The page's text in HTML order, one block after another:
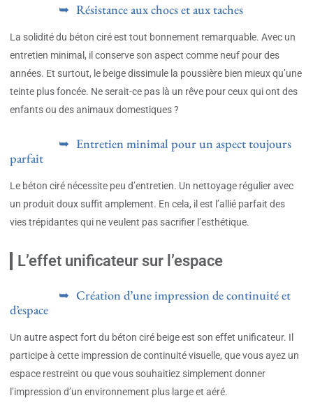
Résistance aux chocs et aux taches
La solidité du béton ciré est tout bonnement remarquable. Avec un
entretien minimal, il conserve son aspect comme neuf pour des
années. Et surtout, le beige dissimule la poussière bien mieux qu’une
teinte plus foncée. Ne serait-ce pas là un rêve pour ceux qui ont des
enfants ou des animaux domestiques ?
Entretien minimal pour un aspect toujours
parfait
Le béton ciré nécessite peu d’entretien. Un nettoyage régulier avec
un produit doux suffit amplement. En cela, il est l’allié parfait des
vies trépidantes qui ne veulent pas sacrifier l’esthétique.
L’effet unificateur sur l’espace
Création d’une impression de continuité et
d’espace
Un autre aspect fort du béton ciré beige est son effet unificateur. Il
participe à cette impression de continuité visuelle, que vous ayez un
espace restreint ou que vous souhaitiez simplement donner
l’impression d’un environnement plus large et aéré.